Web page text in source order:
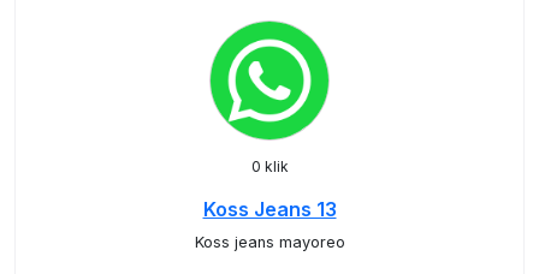
0 klik
Koss Jeans 13
Koss jeans mayoreo